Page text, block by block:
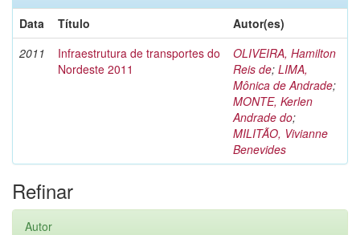
Data
Título
Autor(es)
2011
Infraestrutura de transportes do
Nordeste 2011
OLIVEIRA, Hamilton
Reis de; LIMA,
Mônica de Andrade;
MONTE, Kerlen
Andrade do;
MILITÃO, Vivianne
Benevides
Refinar
Autor